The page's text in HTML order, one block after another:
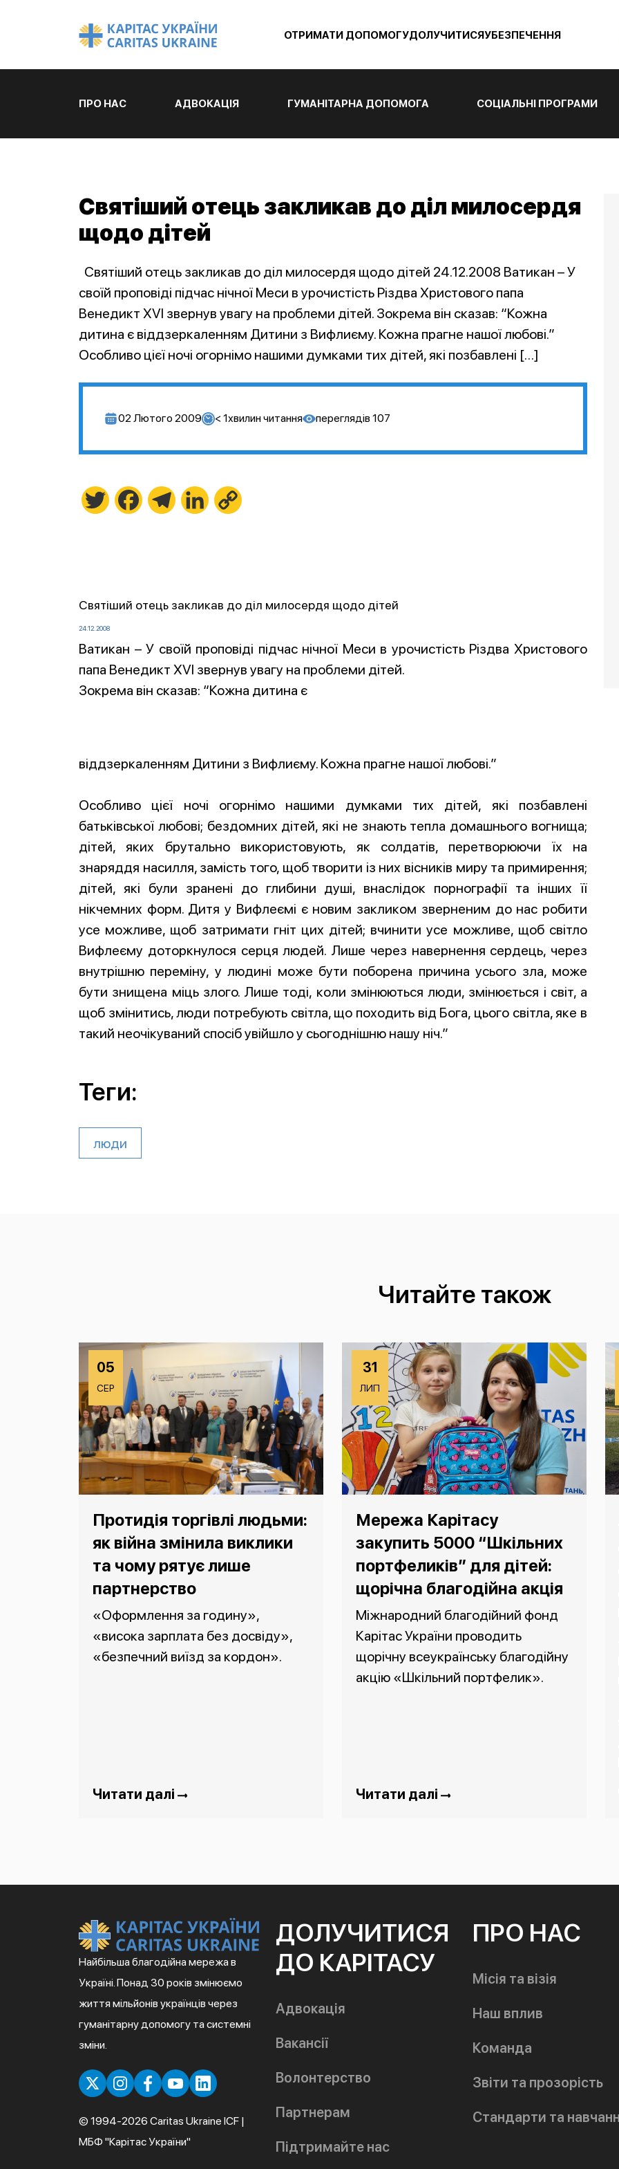
ОТРИМАТИ ДОПОМОГУДОЛУЧИТИСЯУБЕЗПЕЧЕННЯ
ПРО НАС АДВОКАЦІЯ ГУМАНІТАРНА ДОПОМОГА СОЦІАЛЬНІ ПРОГРАМИ
Святіший отець закликав до діл милосердя
щодо дітей
Святіший отець закликав до діл милосердя щодо дітей 24.12.2008 Ватикан – У
своїй проповіді підчас нічної Меси в урочистість Різдва Христового папа
Венедикт XVI звернув увагу на проблеми дітей. Зокрема він сказав: “Кожна
дитина є віддзеркаленням Дитини з Вифлиєму. Кожна прагне нашої любові.”
Особливо цієї ночі огорнімо нашими думками тих дітей, які позбавлені […]
02 Лютого 2009 < 1хвилин читання переглядів 107
Twitter FacebookTelegramLinkedIn
Святіший отець закликав до діл милосердя щодо дітей
24.12.2008
Ватикан – У своїй проповіді підчас нічної Меси в урочистість Різдва Христового
папа Венедикт XVI звернув увагу на проблеми дітей.
Зокрема він сказав: “Кожна дитина є
віддзеркаленням Дитини з Вифлиєму. Кожна прагне нашої любові.”
Особливо цієї ночі огорнімо нашими думками тих дітей, які позбавлені
батьківської любові; бездомних дітей, які не знають тепла домашнього вогнища;
дітей, яких брутально використовують, як солдатів, перетворюючи їх на
знаряддя насилля, замість того, щоб творити із них вісників миру та примирення;
дітей, які були зранені до глибини душі, внаслідок порнографії та інших її
нікчемних форм. Дитя у Вифлеємі є новим закликом зверненим до нас робити
усе можливе, щоб затримати гніт цих дітей; вчинити усе можливе, щоб світло
Вифлеєму доторкнулося серця людей. Лише через навернення сердець, через
внутрішню переміну, у людині може бути поборена причина усього зла, може
бути знищена міць злого. Лише тоді, коли змінюються люди, змінюється і світ, а
щоб змінитись, люди потребують світла, що походить від Бога, цього світла, яке в
такий неочікуваний спосіб увійшло у сьогоднішню нашу ніч.”
Теги:
люди
Читайте також
05
СЕР
Протидія торгівлі людьми:
як війна змінила виклики
та чому рятує лише
партнерство
«Оформлення за годину»,
«висока зарплата без досвіду»,
«безпечний виїзд за кордон».
Читати далі
31
ЛИП
Мережа Карітасу
закупить 5000 “Шкільних
портфеликів” для дітей:
щорічна благодійна акція
Міжнародний благодійний фонд
Карітас України проводить
щорічну всеукраїнську благодійну
акцію «Шкільний портфелик».
Читати далі
Найбільша благодійна мережа в
Україні. Понад 30 років змінюємо
життя мільйонів українців через
гуманітарну допомогу та системні
зміни.
© 1994-2026 Caritas Ukraine ICF |
МБФ "Карітас України"
ДОЛУЧИТИСЯ
ДО КАРІТАСУ
Адвокація
Вакансії
Волонтерство
Партнерам
Підтримайте нас
ПРО НАС
Місія та візія
Наш вплив
Команда
Звіти та прозорість
Стандарти та